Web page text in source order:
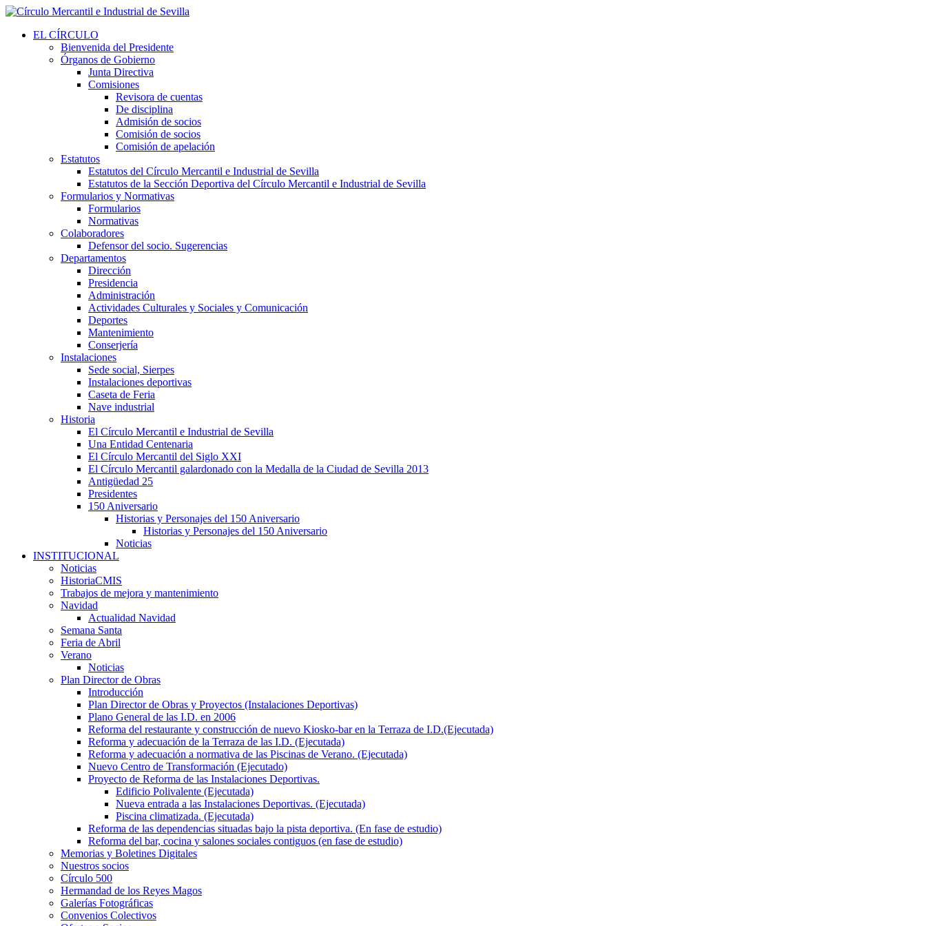
EL CÍRCULO
Bienvenida del Presidente
Órganos de Gobierno
Junta Directiva
Comisiones
Revisora de cuentas
De disciplina
Admisión de socios
Comisión de socios
Comisión de apelación
Estatutos
Estatutos del Círculo Mercantil e Industrial de Sevilla
Estatutos de la Sección Deportiva del Círculo Mercantil e Industrial de Sevilla
Formularios y Normativas
Formularios
Normativas
Colaboradores
Defensor del socio. Sugerencias
Departamentos
Dirección
Presidencia
Administración
Actividades Culturales y Sociales y Comunicación
Deportes
Mantenimiento
Conserjería
Instalaciones
Sede social, Sierpes
Instalaciones deportivas
Caseta de Feria
Nave industrial
Historia
El Círculo Mercantil e Industrial de Sevilla
Una Entidad Centenaria
El Círculo Mercantil del Siglo XXI
El Círculo Mercantil galardonado con la Medalla de la Ciudad de Sevilla 2013
Antigüedad 25
Presidentes
150 Aniversario
Historias y Personajes del 150 Aniversario
Historias y Personajes del 150 Aniversario
Noticias
INSTITUCIONAL
Noticias
HistoriaCMIS
Trabajos de mejora y mantenimiento
Navidad
Actualidad Navidad
Semana Santa
Feria de Abril
Verano
Noticias
Plan Director de Obras
Introducción
Plan Director de Obras y Proyectos (Instalaciones Deportivas)
Plano General de las I.D. en 2006
Reforma del restaurante y construcción de nuevo Kiosko-bar en la Terraza de I.D.(Ejecutada)
Reforma y adecuación de la Terraza de las I.D. (Ejecutada)
Reforma y adecuación a normativa de las Piscinas de Verano. (Ejecutada)
Nuevo Centro de Transformación (Ejecutado)
Proyecto de Reforma de las Instalaciones Deportivas.
Edificio Polivalente (Ejecutada)
Nueva entrada a las Instalaciones Deportivas. (Ejecutada)
Piscina climatizada. (Ejecutada)
Reforma de las dependencias situadas bajo la pista deportiva. (En fase de estudio)
Reforma del bar, cocina y salones sociales contiguos (en fase de estudio)
Memorias y Boletines Digitales
Nuestros socios
Círculo 500
Hermandad de los Reyes Magos
Galerías Fotográficas
Convenios Colectivos